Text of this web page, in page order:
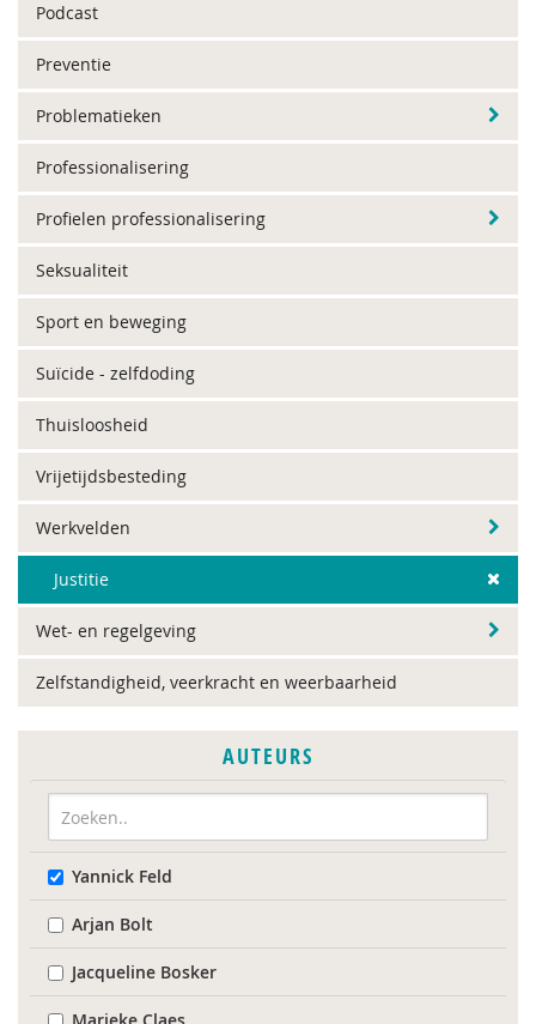
Podcast
Preventie
Problematieken
Professionalisering
Profielen professionalisering
Seksualiteit
Sport en beweging
Suïcide - zelfdoding
Thuisloosheid
Vrijetijdsbesteding
Werkvelden
Justitie
Wet- en regelgeving
Zelfstandigheid, veerkracht en weerbaarheid
AUTEURS
Yannick Feld
Arjan Bolt
Jacqueline Bosker